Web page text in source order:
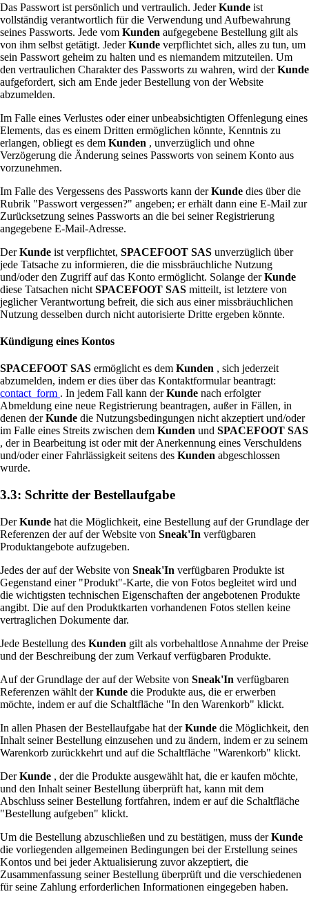
Das Passwort ist persönlich und vertraulich. JederKunde ist
vollständig verantwortlich für die Verwendung und Aufbewahrung
seines Passworts. Jede vom Kunden aufgegebene Bestellung gilt als
von ihm selbst getätigt. JederKunde verpflichtet sich, alles zu tun, um
sein Passwort geheim zu halten und es niemandem mitzuteilen. Um
den vertraulichen Charakter des Passworts zu wahren, wird derKunde
aufgefordert, sich am Ende jeder Bestellung von der Website
abzumelden.
Im Falle eines Verlustes oder einer unbeabsichtigten Offenlegung eines
Elements, das es einem Dritten ermöglichen könnte, Kenntnis zu
erlangen, obliegt es dem Kunden , unverzüglich und ohne
Verzögerung die Änderung seines Passworts von seinem Konto aus
vorzunehmen.
Im Falle des Vergessens des Passworts kann derKunde dies über die
Rubrik "Passwort vergessen?" angeben; er erhält dann eine E-Mail zur
Zurücksetzung seines Passworts an die bei seiner Registrierung
angegebene E-Mail-Adresse.
DerKunde ist verpflichtet, SPACEFOOT SAS unverzüglich über
jede Tatsache zu informieren, die die missbräuchliche Nutzung
und/oder den Zugriff auf das Konto ermöglicht. Solange derKunde
diese Tatsachen nicht SPACEFOOT SAS mitteilt, ist letztere von
jeglicher Verantwortung befreit, die sich aus einer missbräuchlichen
Nutzung desselben durch nicht autorisierte Dritte ergeben könnte.
Kündigung eines Kontos
SPACEFOOT SAS ermöglicht es dem Kunden , sich jederzeit
abzumelden, indem er dies über das Kontaktformular beantragt:
contact_form . In jedem Fall kann derKunde nach erfolgter
Abmeldung eine neue Registrierung beantragen, außer in Fällen, in
denen derKunde die Nutzungsbedingungen nicht akzeptiert und/oder
im Falle eines Streits zwischen dem Kunden und SPACEFOOT SAS
, der in Bearbeitung ist oder mit der Anerkennung eines Verschuldens
und/oder einer Fahrlässigkeit seitens des Kunden abgeschlossen
wurde.
3.3: Schritte der Bestellaufgabe
DerKunde hat die Möglichkeit, eine Bestellung auf der Grundlage der
Referenzen der auf der Website von Sneak'In verfügbaren
Produktangebote aufzugeben.
Jedes der auf der Website von Sneak'In verfügbaren Produkte ist
Gegenstand einer "Produkt"-Karte, die von Fotos begleitet wird und
die wichtigsten technischen Eigenschaften der angebotenen Produkte
angibt. Die auf den Produktkarten vorhandenen Fotos stellen keine
vertraglichen Dokumente dar.
Jede Bestellung des Kunden gilt als vorbehaltlose Annahme der Preise
und der Beschreibung der zum Verkauf verfügbaren Produkte.
Auf der Grundlage der auf der Website von Sneak'In verfügbaren
Referenzen wählt derKunde die Produkte aus, die er erwerben
möchte, indem er auf die Schaltfläche "In den Warenkorb" klickt.
In allen Phasen der Bestellaufgabe hat derKunde die Möglichkeit, den
Inhalt seiner Bestellung einzusehen und zu ändern, indem er zu seinem
Warenkorb zurückkehrt und auf die Schaltfläche "Warenkorb" klickt.
DerKunde , der die Produkte ausgewählt hat, die er kaufen möchte,
und den Inhalt seiner Bestellung überprüft hat, kann mit dem
Abschluss seiner Bestellung fortfahren, indem er auf die Schaltfläche
"Bestellung aufgeben" klickt.
Um die Bestellung abzuschließen und zu bestätigen, muss derKunde
die vorliegenden allgemeinen Bedingungen bei der Erstellung seines
Kontos und bei jeder Aktualisierung zuvor akzeptiert, die
Zusammenfassung seiner Bestellung überprüft und die verschiedenen
für seine Zahlung erforderlichen Informationen eingegeben haben.